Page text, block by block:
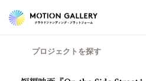
プロジェクトを探す